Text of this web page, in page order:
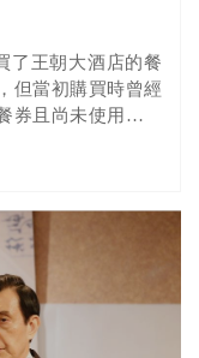
了王朝大酒店的餐
但當初購買時曾經
券且尚未使用後才
還報警讓該民眾直
王朝大酒店這樣的